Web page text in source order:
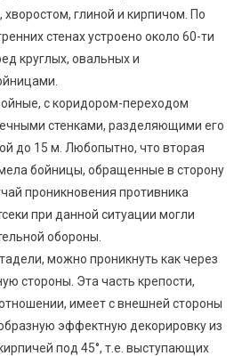
глиной и кирпичом. По
стенах устроено около 60-ти
круглых, овальных и
с коридором-переходом
стенками, разделяющими его
до 15 м. Любопытно, что вторая
бойницы, обращенные в сторону
проникновения противника
при данной ситуации могли
обороны.
можно проникнуть как через
стороны. Эта часть крепости,
имеет с внешней стороны
эффектную декорировку из
под 45°, т.е. выступающих